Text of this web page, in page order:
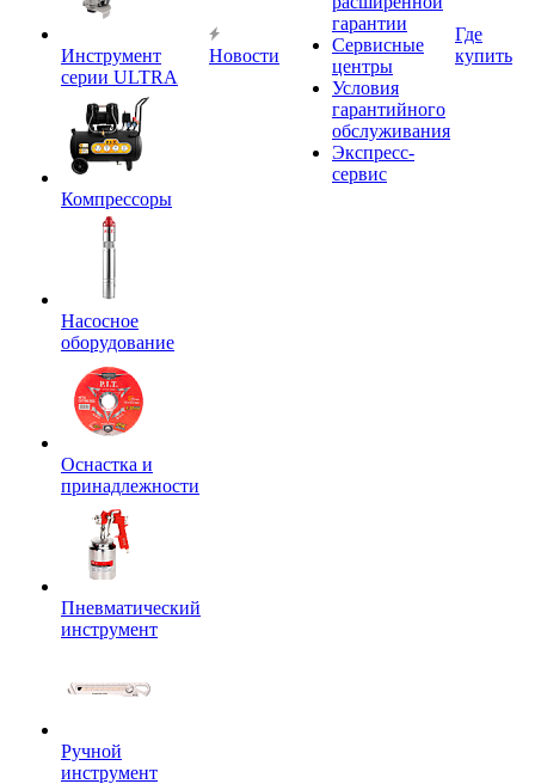
Инструмент
серии ULTRA
Компрессоры
Насосное
оборудование
Оснастка и
принадлежности
Пневматический
инструмент
Ручной
инструмент
Новости
гарантии
Сервисные
центры
Условия
гарантийного
обслуживания
Экспресс-
сервис
Где
купить